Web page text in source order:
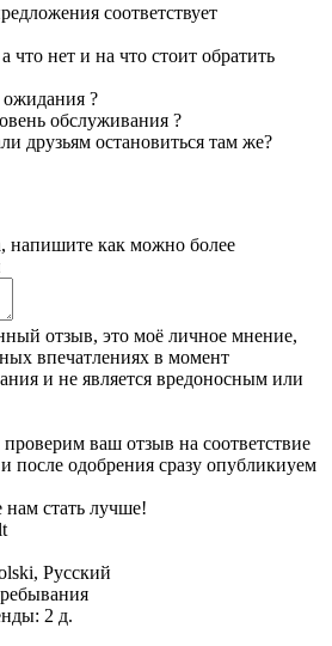
соответствует
что нет и на что стоит обратить
?
обслуживания ?
друзьям остановиться там же?
напишите как можно более
отзыв, это моё личное мнение,
впечатлениях в момент
и не является вредоносным или
ваш отзыв на соответствие
после одобрения сразу опубликиуем
нам стать лучше!
Русский
2 д.